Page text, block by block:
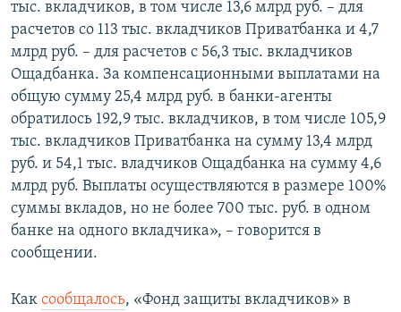
Все сайты RFE/RL
тыс. вкладчиков, в том числе 13,6 млрд руб. – для
расчетов со 113 тыс. вкладчиков Приватбанка и 4,7
млрд руб. – для расчетов с 56,3 тыс. вкладчиков
Ощадбанка. За компенсационными выплатами на
общую сумму 25,4 млрд руб. в банки-агенты
обратилось 192,9 тыс. вкладчиков, в том числе 105,9
тыс. вкладчиков Приватбанка на сумму 13,4 млрд
руб. и 54,1 тыс. владчиков Ощадбанка на сумму 4,6
млрд руб. Выплаты осуществляются в размере 100%
суммы вкладов, но не более 700 тыс. руб. в одном
банке на одного вкладчика», – говорится в
сообщении.
Как сообщалось, «Фонд защиты вкладчиков» в